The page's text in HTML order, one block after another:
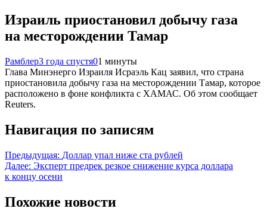
Израиль приостановил добычу газа
на месторождении Тамар
Рамблер3 года спустя01 минуты
Глава Минэнерго Израиля Исраэль Кац заявил, что страна
приостановила добычу газа на месторождении Тамар, которое
расположено в фоне конфликта с ХАМАС. Об этом сообщает
Reuters.
Навигация по записям
Предыдущая: Доллар упал ниже ста рублей
Далее: Эксперт предрек резкое снижение курса доллара
к концу осени
Похожие новости